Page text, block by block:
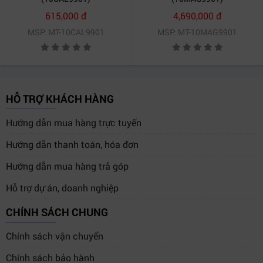
dây vào bất kỳ hệ thống nào mà không cần bộ chuyển
615,000 đ
MSP: MT-10CAL9901
4,690,000 đ
MSP: MT-10MAG9901
HỖ TRỢ KHÁCH HÀNG
Hướng dẫn mua hàng trực tuyến
Hướng dẫn thanh toán, hóa đơn
Hướng dẫn mua hàng trả góp
Hỗ trợ dự án, doanh nghiệp
CHÍNH SÁCH CHUNG
Chính sách vận chuyển
Chính sách bảo hành